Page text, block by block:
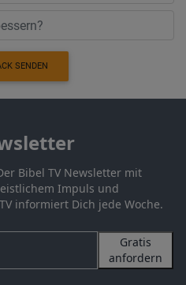
SENDEN
Bibel TV Newsletter mit
Impuls und
informiert Dich jede Woche.
Gratis
anfordern